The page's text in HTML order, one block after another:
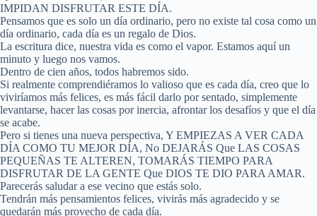
IMPIDAN DISFRUTAR ESTE DÍA.
Pensamos que es solo un día ordinario, pero no existe tal cosa como un
día ordinario, cada día es un regalo de Dios.
La escritura dice, nuestra vida es como el vapor. Estamos aquí un
minuto y luego nos vamos.
Dentro de cien años, todos habremos sido.
Si realmente comprendiéramos lo valioso que es cada día, creo que lo
viviríamos más felices, es más fácil darlo por sentado, simplemente
levantarse, hacer las cosas por inercia, afrontar los desafíos y que el día
se acabe.
Pero si tienes una nueva perspectiva, Y EMPIEZAS A VER CADA
DÍA COMO TU MEJOR DÍA, No DEJARÁS Que LAS COSAS
PEQUEÑAS TE ALTEREN, TOMARÁS TIEMPO PARA
DISFRUTAR DE LA GENTE Que DIOS TE DIO PARA AMAR.
Parecerás saludar a ese vecino que estás solo.
Tendrán más pensamientos felices, vivirás más agradecido y se
quedarán más provecho de cada día.